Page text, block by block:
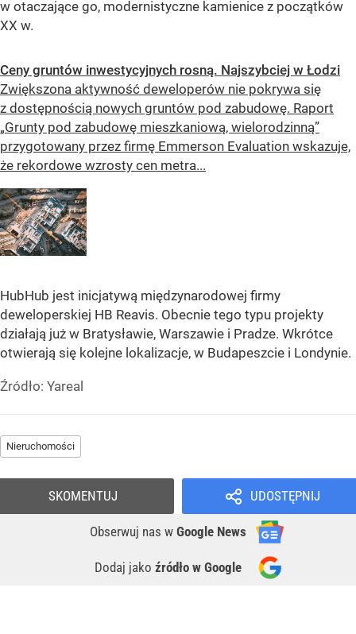
w otaczające go, modernistyczne kamienice z początków
XX w.
Ceny gruntów inwestycyjnych rosną. Najszybciej w Łodzi
Zwiększona aktywność deweloperów nie pokrywa się
z dostępnością nowych gruntów pod zabudowę. Raport
„Grunty pod zabudowę mieszkaniową, wielorodzinną”
przygotowany przez firmę Emmerson Evaluation wskazuje,
że rekordowe wzrosty cen metra...
HubHub jest inicjatywą międzynarodowej firmy
deweloperskiej HB Reavis. Obecnie tego typu projekty
działają już w Bratysławie, Warszawie i Pradze. Wkrótce
otwierają się kolejne lokalizacje, w Budapeszcie i Londynie.
Źródło: Yareal
Nieruchomości
UDOSTĘPNIJ
Obserwuj nas w Google News
Dodaj jako źródło w Google
SKOMENTUJ